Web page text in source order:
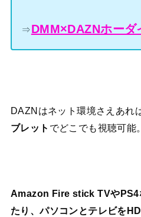
⇒DMM×DAZNホーダ
DAZNはネット環境さえあれ
ブレット でどこでも視聴可能。
Amazon Fire stick TVやPS4
たり、パソコンとテレビを